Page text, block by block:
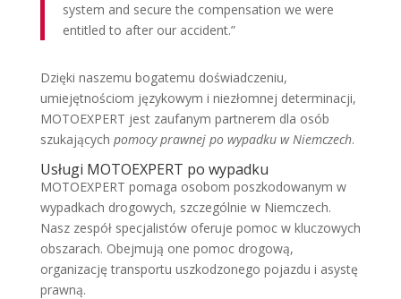
system and secure the compensation we were
entitled to after our accident.”
Dzięki naszemu bogatemu doświadczeniu,
umiejętnościom językowym i niezłomnej determinacji,
MOTOEXPERT jest zaufanym partnerem dla osób
szukających pomocy prawnej po wypadku w Niemczech.
Usługi MOTOEXPERT po wypadku
MOTOEXPERT pomaga osobom poszkodowanym w
wypadkach drogowych, szczególnie w Niemczech.
Nasz zespół specjalistów oferuje pomoc w kluczowych
obszarach. Obejmują one pomoc drogową,
organizację transportu uszkodzonego pojazdu i asystę
prawną.